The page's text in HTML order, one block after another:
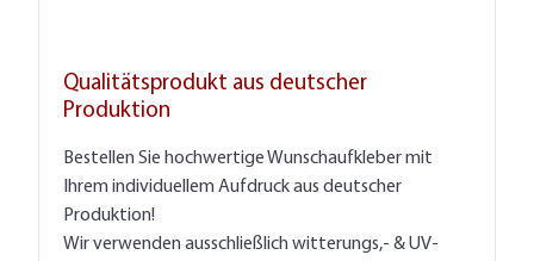
Qualitätsprodukt aus deutscher
Produktion
Bestellen Sie hochwertige Wunschaufkleber mit
Ihrem individuellem Aufdruck aus deutscher
Produktion!
Wir verwenden ausschließlich witterungs,- & UV-